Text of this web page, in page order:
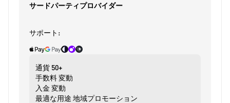
サードパーティプロバイダー
サポート:
通貨 50+
手数料変動
入金 変動
最適な用途 地域プロモーション